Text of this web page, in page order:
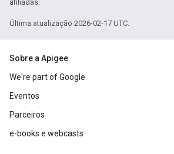
afiliadas.
Última atualização 2026-02-17 UTC.
Sobre a Apigee
We're part of Google
Eventos
Parceiros
e-books e webcasts